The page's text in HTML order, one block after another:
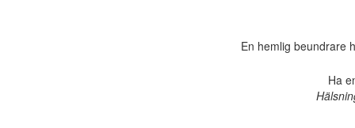
En hemlig beundrare
Ha